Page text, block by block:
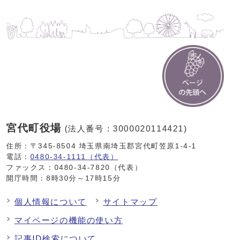
宮代町役場 (法人番号：3000020114421)
住所：〒345-8504 埼玉県南埼玉郡宮代町笠原1-4-1
電話： 0480-34-1111（代表）
ファックス：0480-34-7820（代表）
開庁時間：8時30分～17時15分
個人情報について サイトマップ
マイページの機能の使い方